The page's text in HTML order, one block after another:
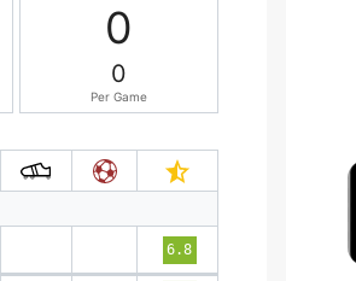
0
0
Per Game
6.8